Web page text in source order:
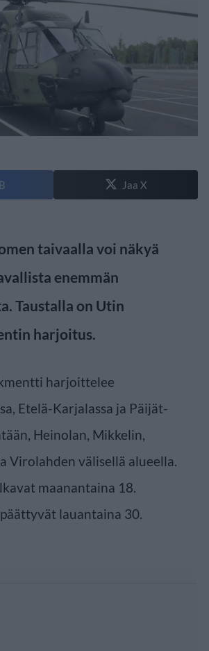
Jaa X
taivaalla voi näkyä
enemmän
Taustalla on Utin
harjoitus.
harjoittelee
Etelä-Karjalassa ja Päijät-
Heinolan, Mikkelin,
Virolahden välisellä alueella.
maanantaina 18.
lauantaina 30.